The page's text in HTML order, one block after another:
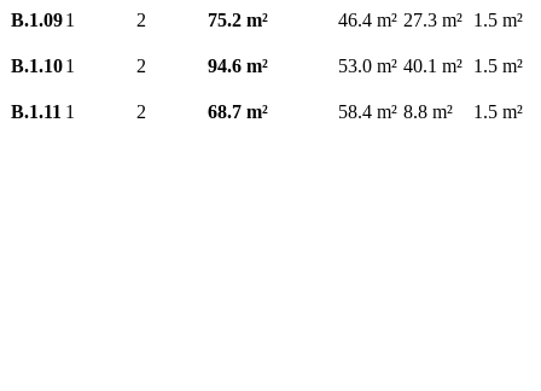
B.1.091 2 75.2 m² 46.4 m² 27.3 m² 1.5 m²
B.1.101 2 94.6 m² 53.0 m² 40.1 m² 1.5 m²
B.1.11 1 2 68.7 m² 58.4 m² 8.8 m² 1.5 m²